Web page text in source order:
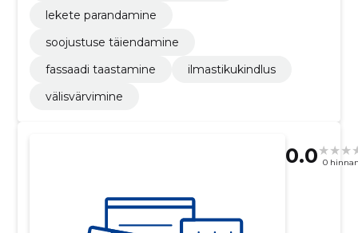
lekete parandamine
soojustuse täiendamine
fassaadi taastamine
ilmastikukindlus
välisvärvimine
0.0 0